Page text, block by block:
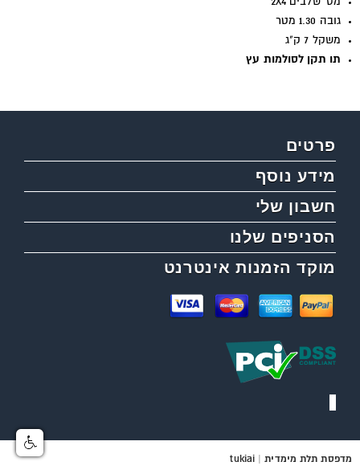
גובה 1.30 מטר
משקל 7 ק"ג
תו תקן לסולמות עץ
פרטים
מידע נוסף
חשבון שלי
הסניפים שלנו
מוקד הזמנות אינטרנט
מדפסת תלת מימדית|
tukiai